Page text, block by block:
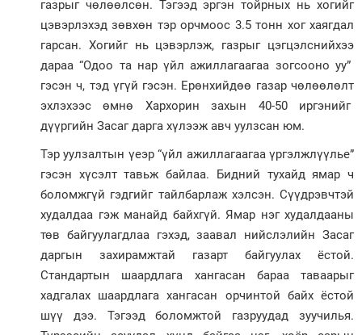
газрыг чөлөөлсөн. Тэгээд эргэн тойрных нь хогийг
цэвэрлэхэд зөвхөн тэр орчмоос 3.5 тонн хог хаягдал
гарсан. Хогийг нь цэвэрлэж, газрыг цэгцэлснийхээ
дараа “Одоо та нар үйл ажиллагаагаа зогсооно уу”
гэсэн ч, тэд үгүй гэсэн. Ерөнхийдөө газар чөлөөлөлт
эхлэхээс өмнө Хархорин захын 40-50 иргэнийг
дүүргийн Засаг дарга хүлээж авч уулзсан юм.
Тэр уулзалтын үеэр “үйл ажиллагаагаа үргэлжлүүлье”
гэсэн хүсэлт тавьж байлаа. Бидний тухайд ямар ч
боломжгүй гэдгийг тайлбарлаж хэлсэн. Сүүдрэвчтэй
худалдаа гэж манайд байхгүй. Ямар нэг худалдааны
төв байгуулагдлаа гэхэд, заавал нийслэлийн Засаг
даргын захирамжтай газарт байгуулах ёстой.
Стандартын шаардлага хангасан бараа таваарыг
хадгалах шаардлага хангасан орчинтой байх ёстой
шүү дээ. Тэгээд боломжтой газруудад зуучилья.